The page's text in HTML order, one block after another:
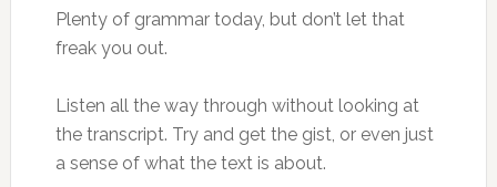
Plenty of grammar today, but don’t let that
freak you out.
Listen all the way through without looking at
the transcript. Try and get the gist, or even just
a sense of what the text is about.